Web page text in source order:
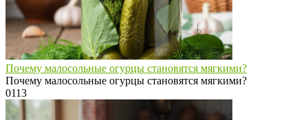
Почему малосольные огурцы становятся мягкими?
Почему малосольные огурцы становятся мягкими?
0113